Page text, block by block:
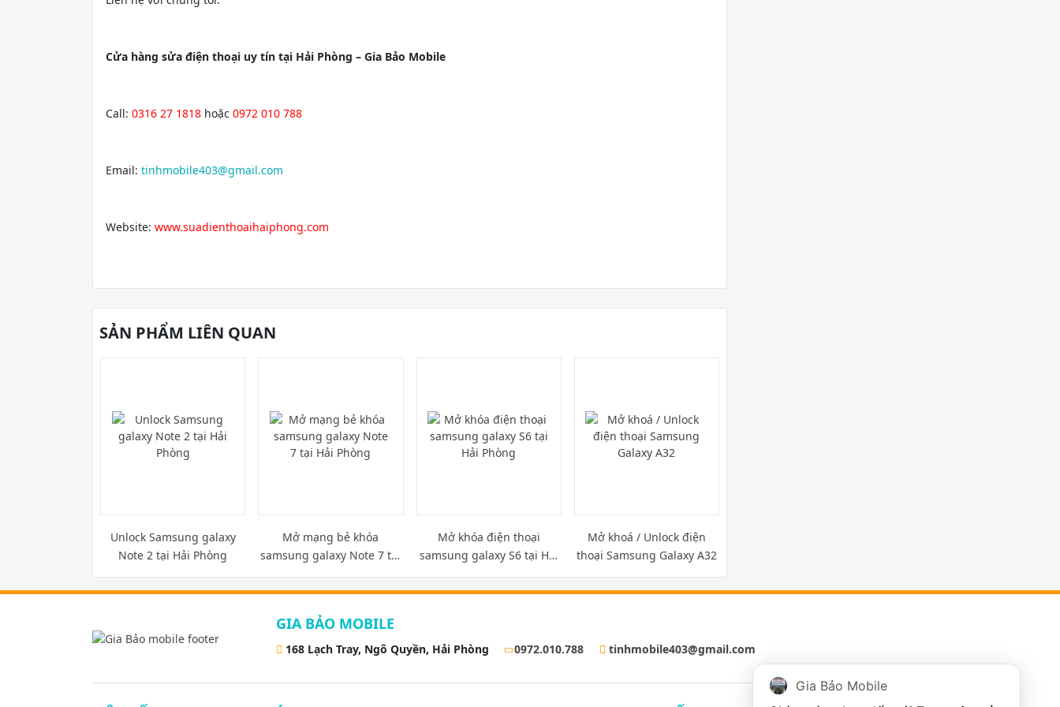
Cửa hàng sửa điện thoại uy tín tại Hải Phòng – Gia Bảo Mobile
Call: 0316 27 1818 hoặc 0972 010 788
Email: tinhmobile403@gmail.com
Website: www.suadienthoaihaiphong.com
SẢN PHẨM LIÊN QUAN
Unlock Samsung galaxy
Note 2 tại Hải Phòng
Mở mạng bẻ khóa
samsung galaxy Note 7 tại
Mở khóa điện thoại
samsung galaxy S6 tại Hải
Mở khoá / Unlock điện
thoại Samsung Galaxy A32
GIA BẢO MOBILE
168 Lạch Tray, Ngô Quyền, Hải Phòng 0972.010.788 tinhmobile403@gmail.com
Gia Bảo Mobile